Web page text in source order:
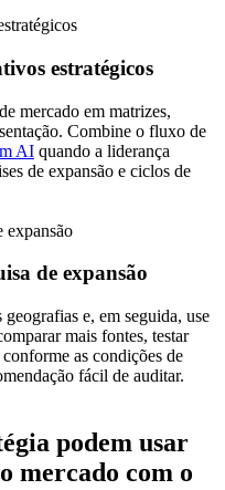
estratégicos
mercado em matrizes,
Combine o fluxo de
AI quando a liderança
de expansão e ciclos de
de expansão
e, em seguida, use
mais fontes, testar
as condições de
fácil de auditar.
podem usar
mercado com o